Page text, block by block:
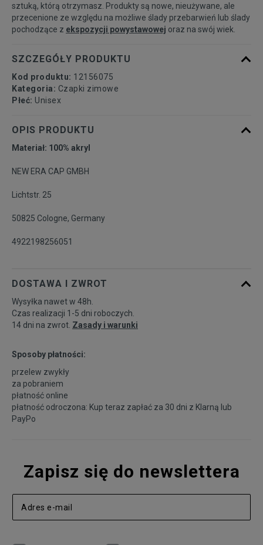
sztuką, którą otrzymasz. Produkty są nowe, nieużywane, ale
przecenione ze względu na możliwe ślady przebarwień lub ślady
pochodzące z ekspozycji powystawowej oraz na swój wiek.
SZCZEGÓŁY PRODUKTU
Kod produktu: 12156075
Kategoria: Czapki zimowe
Płeć: Unisex
OPIS PRODUKTU
Materiał: 100% akryl
NEW ERA CAP GMBH
Lichtstr. 25
50825 Cologne, Germany
4922198256051
DOSTAWA I ZWROT
Wysyłka nawet w 48h.
Czas realizacji 1-5 dni roboczych.
14 dni na zwrot. Zasady i warunki
Sposoby płatności:
przelew zwykły
za pobraniem
płatność online
płatność odroczona: Kup teraz zapłać za 30 dni z Klarną lub
PayPo
Zapisz się do newslettera